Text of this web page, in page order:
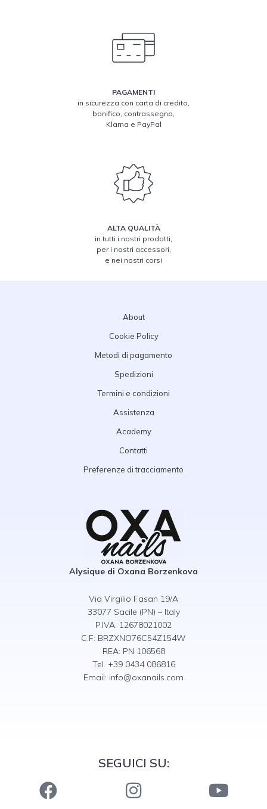
PAGAMENTI
in sicurezza con carta di credito,
bonifico, contrassegno,
Klarna e PayPal
ALTA QUALITÀ
in tutti i nostri prodotti,
per i nostri accessori,
e nei nostri corsi
About
Cookie Policy
Metodi di pagamento
Spedizioni
Termini e condizioni
Assistenza
Academy
Contatti
Preferenze di tracciamento
Alysique di Oxana Borzenkova
Via Virgilio Fasan 19/A
33077 Sacile (PN) – Italy
P.IVA: 12678021002
C.F: BRZXNO76C54Z154W
REA: PN 106568
Tel. +39 0434 086816
Email: info@oxanails.com
SEGUICI SU: